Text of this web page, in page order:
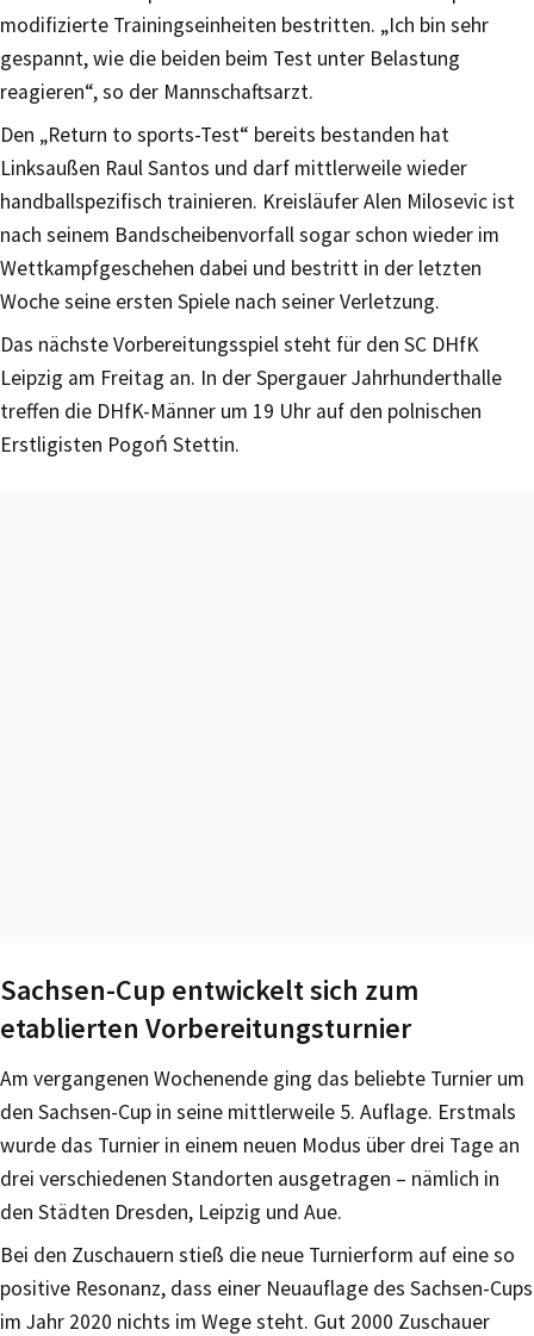
modifizierte Trainingseinheiten bestritten. „Ich bin sehr
gespannt, wie die beiden beim Test unter Belastung
reagieren“, so der Mannschaftsarzt.
Den „Return to sports-Test“ bereits bestanden hat
Linksaußen Raul Santos und darf mittlerweile wieder
handballspezifisch trainieren. Kreisläufer Alen Milosevic ist
nach seinem Bandscheibenvorfall sogar schon wieder im
Wettkampfgeschehen dabei und bestritt in der letzten
Woche seine ersten Spiele nach seiner Verletzung.
Das nächste Vorbereitungsspiel steht für den SC DHfK
Leipzig am Freitag an. In der Spergauer Jahrhunderthalle
treffen die DHfK-Männer um 19 Uhr auf den polnischen
Erstligisten Pogoń Stettin.
Sachsen-Cup entwickelt sich zum
etablierten Vorbereitungsturnier
Am vergangenen Wochenende ging das beliebte Turnier um
den Sachsen-Cup in seine mittlerweile 5. Auflage. Erstmals
wurde das Turnier in einem neuen Modus über drei Tage an
drei verschiedenen Standorten ausgetragen – nämlich in
den Städten Dresden, Leipzig und Aue.
Bei den Zuschauern stieß die neue Turnierform auf eine so
positive Resonanz, dass einer Neuauflage des Sachsen-Cups
im Jahr 2020 nichts im Wege steht. Gut 2000 Zuschauer